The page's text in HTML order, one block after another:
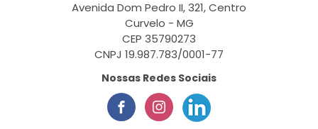
Avenida Dom Pedro II, 321, Centro
Curvelo - MG
CEP 35790273
CNPJ 19.987.783/0001-77
Nossas Redes Sociais